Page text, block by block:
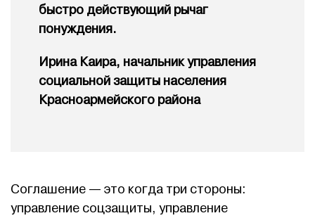
быстро действующий рычаг
понуждения.
Ирина Каира, начальник управления
социальной защиты населения
Красноармейского района
Соглашение — это когда три стороны:
управление соцзащиты, управление